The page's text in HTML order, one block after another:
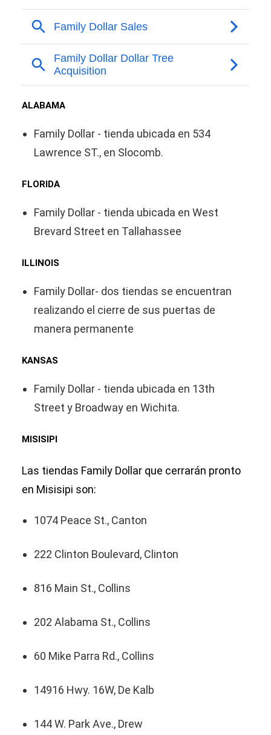
ALABAMA
Family Dollar - tienda ubicada en 534
Lawrence ST., en Slocomb.
FLORIDA
Family Dollar - tienda ubicada en West
Brevard Street en Tallahassee
ILLINOIS
Family Dollar- dos tiendas se encuentran
realizando el cierre de sus puertas de
manera permanente
KANSAS
Family Dollar - tienda ubicada en 13th
Street y Broadway en Wichita.
MISISIPI
Las tiendas Family Dollar que cerrarán pronto
en Misisipi son:
1074 Peace St., Canton
222 Clinton Boulevard, Clinton
816 Main St., Collins
202 Alabama St., Collins
60 Mike Parra Rd., Collins
14916 Hwy. 16W, De Kalb
144 W. Park Ave., Drew